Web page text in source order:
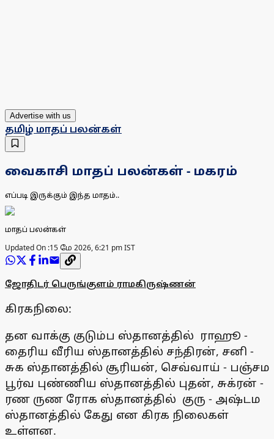
Advertise with us
தமிழ் மாதப் பலன்கள்
வைகாசி மாதப் பலன்கள் - மகரம்
எப்படி இருக்கும் இந்த மாதம்..
மாதப் பலன்கள்
Updated On :15 மே 2026, 6:21 pm IST
ஜோதிடர் பெருங்குளம் ராமகிருஷ்ணன்
கிரகநிலை:
தன வாக்கு குடும்ப ஸ்தானத்தில் ராஹூ -
தைரிய வீரிய ஸ்தானத்தில் சந்திரன், சனி -
சுக ஸ்தானத்தில் சூரியன், செவ்வாய் - பஞ்சம
பூர்வ புண்ணிய ஸ்தானத்தில் புதன், சுக்ரன் -
ரண ருண ரோக ஸ்தானத்தில் குரு - அஷ்டம
ஸ்தானத்தில் கேது என கிரக நிலைகள்
உள்ளன.